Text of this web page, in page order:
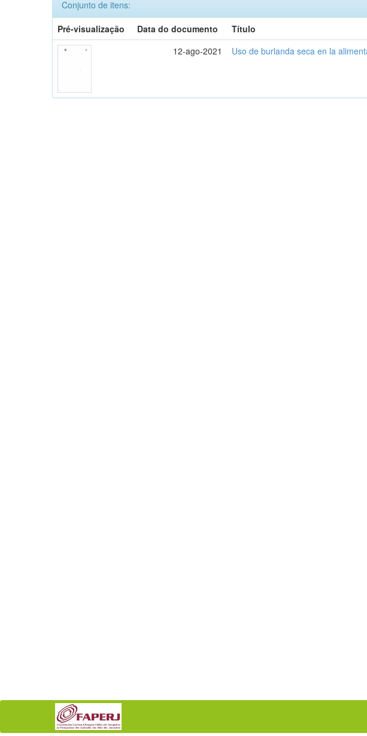
Conjunto de itens:
Pré-visualização
Data do documento Título
12-ago-2021
Uso de burlanda seca en la